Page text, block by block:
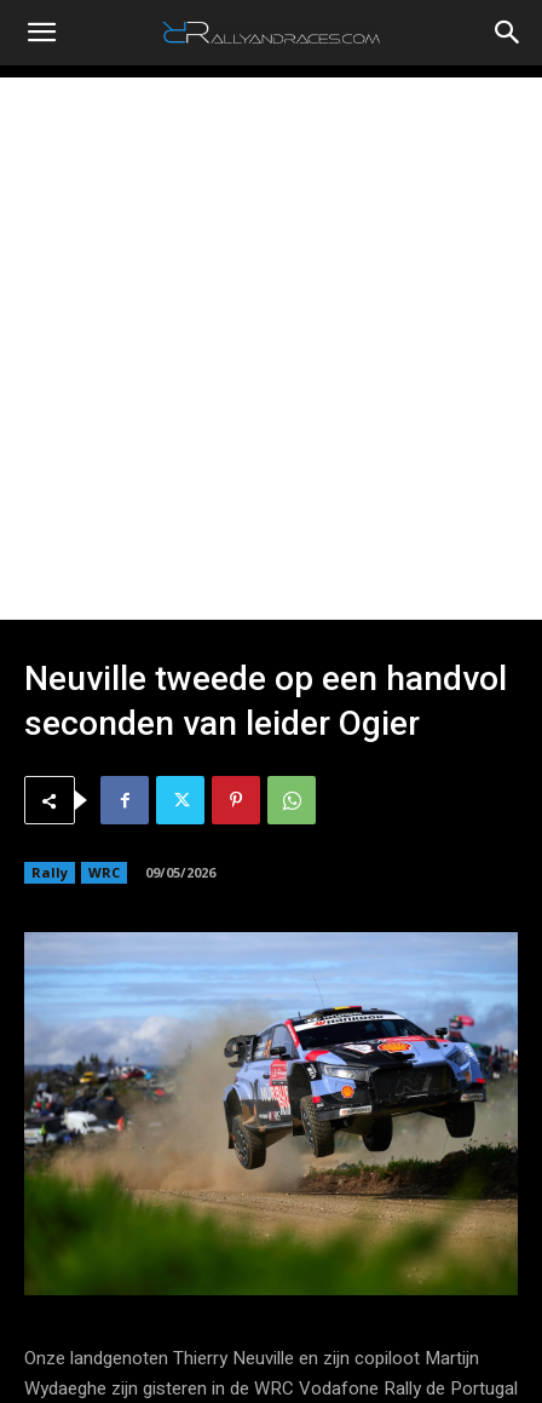
RallyandRaces.com
Neuville tweede op een handvol
seconden van leider Ogier
Rally WRC 09/05/2026
Onze landgenoten Thierry Neuville en zijn copiloot Martijn
Wydaeghe zijn gisteren in de WRC Vodafone Rally de Portugal